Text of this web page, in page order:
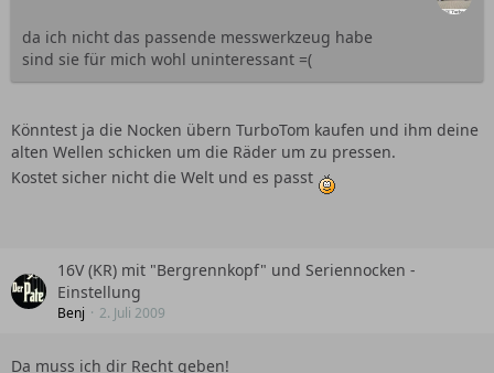
da ich nicht das passende messwerkzeug habe
sind sie für mich wohl uninteressant =(
Könntest ja die Nocken übern TurboTom kaufen und ihm deine
alten Wellen schicken um die Räder um zu pressen.
Kostet sicher nicht die Welt und es passt
16V (KR) mit "Bergrennkopf" und Seriennocken -
Einstellung
Benj 2. Juli 2009
Da muss ich dir Recht geben!